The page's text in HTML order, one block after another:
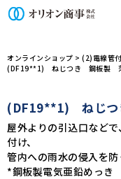
オンラインショップ > (2)電線管
(DF19**1) ねじつき 鋼板製
(DF19**1) ねじ
屋外よりの引込口など
付け、
管内への雨水の侵入を防
*鋼板製電気亜鉛めっき